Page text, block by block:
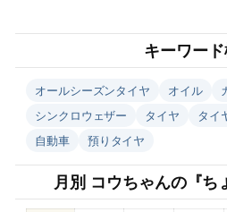
キーワー
オールシーズンタイヤ オイル
シンクロウェザー
タイヤ タイ
自動車
預りタイヤ
月別 コウちゃんの『ち